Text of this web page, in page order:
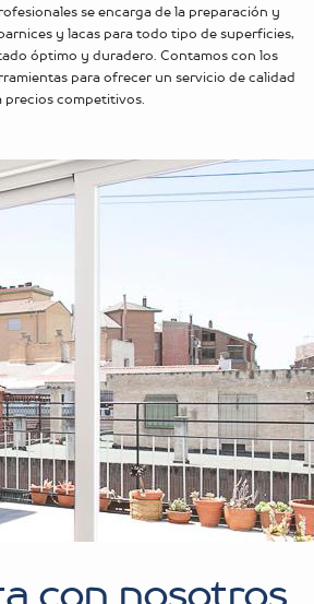
se encarga de la preparación y
y lacas para todo tipo de superficies,
óptimo y duradero. Contamos con los
para ofrecer un servicio de calidad
precios competitivos.